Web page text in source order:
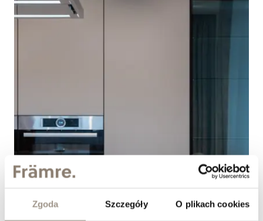
Zgoda Szczegóły O plikach cookies